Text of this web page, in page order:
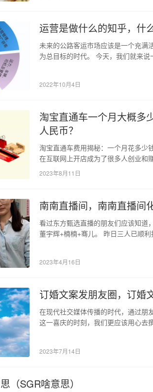
运营是做什么的知乎，什
未来的公路客运市场应该是一个充满
为总目标的时代。 今天，我们就来
2022年10月4日
淘宝直通车一个月大概多
人民币？
淘宝直通车费用揭秘：一个月花多少
在互联网上开店成为了很多人创业和
是最受欢迎和最具影响力的平…
2023年8月11日
南南直播间，南南直播间
看过东方甄选直播的朋友们应该知道
董宇辉+楠楠+骞儿。 昨日三人已顺
2023年4月16日
订婚文案发朋友圈，订婚
在现代社交媒体传播的时代，通过朋
这一喜庆的时刻，我们更应该用心去
2023年7月14日
（SGR啥意思）